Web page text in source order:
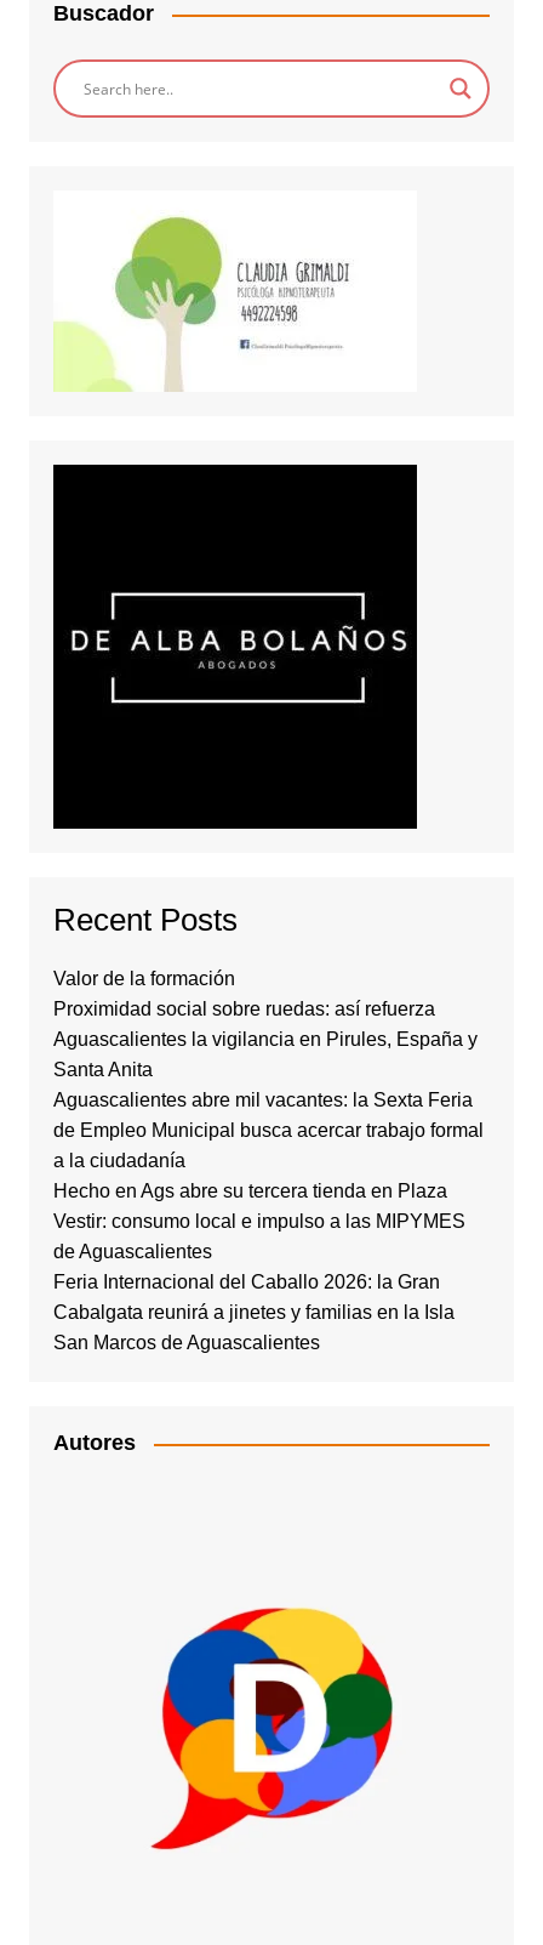
Buscador
Recent Posts
Valor de la formación
Proximidad social sobre ruedas: así refuerza
Aguascalientes la vigilancia en Pirules, España y
Santa Anita
Aguascalientes abre mil vacantes: la Sexta Feria
de Empleo Municipal busca acercar trabajo formal
a la ciudadanía
Hecho en Ags abre su tercera tienda en Plaza
Vestir: consumo local e impulso a las MIPYMES
de Aguascalientes
Feria Internacional del Caballo 2026: la Gran
Cabalgata reunirá a jinetes y familias en la Isla
San Marcos de Aguascalientes
Autores